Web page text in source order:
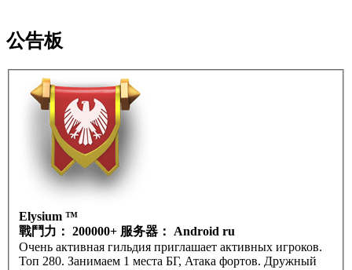
公告板
Elysium ™
戰鬥力： 200000+ 服务器： Android ru
Очень активная гильдия приглашает активных игроков.
Топ 280. Занимаем 1 места БГ, Атака фортов. Дружный